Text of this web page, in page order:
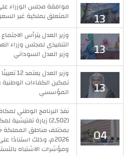
13
يوليو
موافقة مجلس الوزراء
المتعلق بملكية غير
13
يوليو
التنفيذي لمجلس وزراء
وزير العدل السوداني
13
يوليو
وزير
تمكين الكفاءات الوطنية
المؤسسي
04
فبراير
نفذ البرنامج الوطني
(2,502) زيارة تفتيشية
بمختلف مناطق المملكة
2026م، وذلك استنادًا
ومؤشرات الاشتباه